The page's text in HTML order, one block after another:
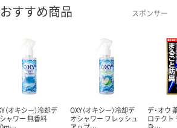
すすめ商品 スポンサー
（オキシー）冷却デ
ャワー 無香料
OXY（オキシー）冷却デ
オシャワー フレッシュ
デ・オウ
ロテクト